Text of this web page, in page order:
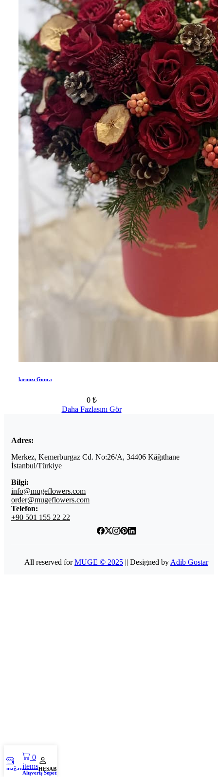
kırmızı Gonca
0 ₺
Daha Fazlasını Gör
Adres:
Merkez, Kemerburgaz Cd. No:26/A, 34406 Kâğıthane
İstanbul/Türkiye
Bilgi:
info@mugeflowers.com
order@mugeflowers.com
Telefon:
+90 501 155 22 22
All reserved forMUGE © 2025 || Designed by Adib Gostar
mağaza
0
items
Alışveriş Sepeti
HESABIM